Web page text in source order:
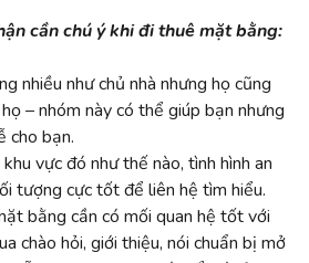
cần chú ý khi đi thuê mặt bằng:
nhiều như chủ nhà nhưng họ cũng
– nhóm này có thể giúp bạn nhưng
cho bạn.
vực đó như thế nào, tình hình an
tượng cực tốt để liên hệ tìm hiểu.
bằng cần có mối quan hệ tốt với
chào hỏi, giới thiệu, nói chuẩn bị mở